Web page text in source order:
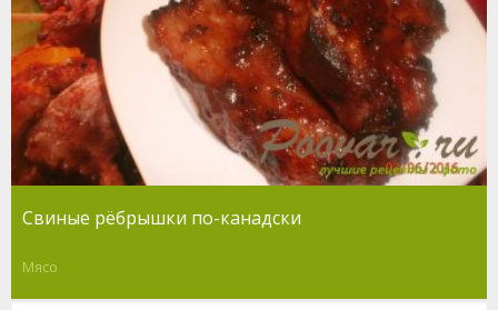
Свиные рёбрышки по-канадски
Мясо